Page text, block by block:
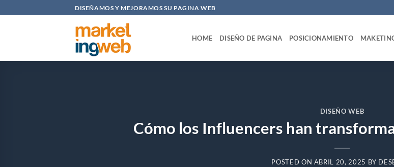
al
DISEÑAMOS Y MEJORAMOS SU PAGINA WEB
HOME DISEÑO DE PAGINA POSICIONAMIENTO
DISEÑO WEB
Cómo los Influencers han
POSTED ON ABRIL 20, 2025 BY